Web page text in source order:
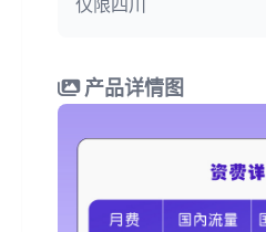
仅限四川
产品详情图